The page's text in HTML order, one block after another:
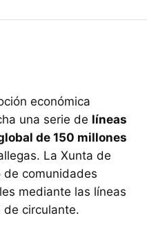
económica
una serie de líneas
de 150 millones
La Xunta de
de comunidades
mediante las líneas
de circulante.